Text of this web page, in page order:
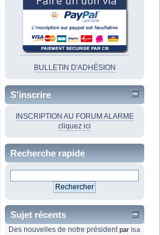
BULLETIN D'ADHÉSION
S'inscrire
INSCRIPTION AU FORUM ALARME
cliquez ici
Recherche rapide
Sujet récents
Des nouvelles de notre président par Isa